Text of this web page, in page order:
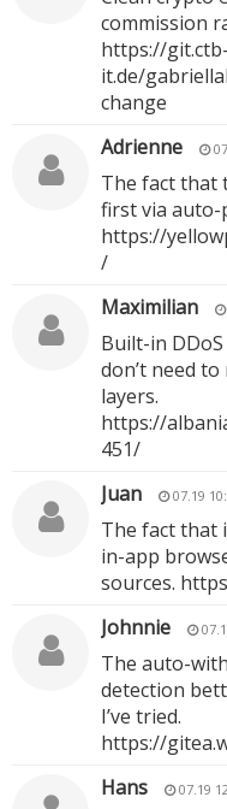
commission
https://git.ctb-
it.de/
change
Adrienne
The fact that
first via
https://
/
Maximilian
Built-in
don’t need
layers.
https://
451/
Juan
07.19
The fact that
in-app
sources.
Johnnie
The auto-
detection
I’ve tried.
https://
Hans
07.19